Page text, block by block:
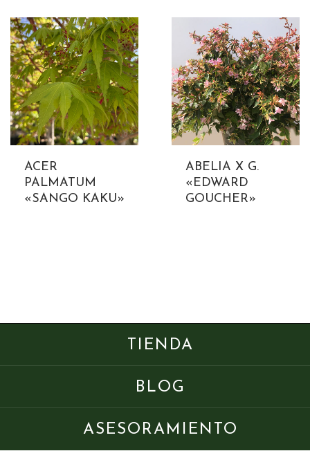
ACER
PALMATUM
«SANGO KAKU»
ABELIA X G.
«EDWARD
GOUCHER»
TIENDA
BLOG
ASESORAMIENTO